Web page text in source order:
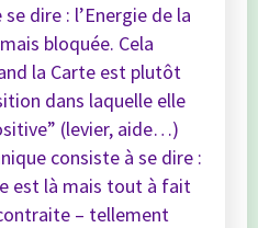
dire : l’Energie de la
bloquée. Cela
la Carte est plutôt
dans laquelle elle
(levier, aide…)
consiste à se dire :
est là mais tout à fait
– tellement